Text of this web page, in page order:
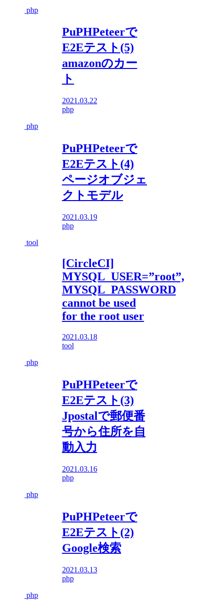
php
PuPHPeteerで
E2Eテスト(5)
amazonのカー
ト
2021.03.22
php
php
PuPHPeteerで
E2Eテスト(4)
ページオブジェ
クトモデル
2021.03.19
php
tool
[CircleCI]
MYSQL_USER=”root”,
MYSQL_PASSWORD
cannot be used
for the root user
2021.03.18
tool
php
PuPHPeteerで
E2Eテスト(3)
Jpostalで郵便番
号から住所を自
動入力
2021.03.16
php
php
PuPHPeteerで
E2Eテスト(2)
Google検索
2021.03.13
php
php